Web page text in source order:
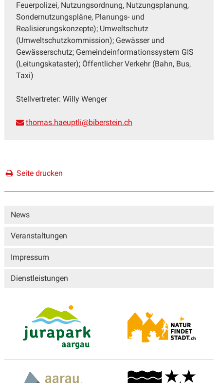
Feuerpolizei, Nutzungsordnung, Nutzungsplanung,
Sondernutzungspläne, Planungs- und
Realisierungskonzepte); Umweltschutz
(Umweltschutzkommission); Gewässer und
Gewässerschutz; Gemeindeinformationssystem GIS
(Leitungskataster); Öffentlicher Verkehr (Bahn, Bus,
Taxi)
Stellvertreter: Willy Wenger
thomas.haeuptli@biberstein.ch
Seite drucken
Sidebar
News
Veranstaltungen
Impressum
Dienstleistungen